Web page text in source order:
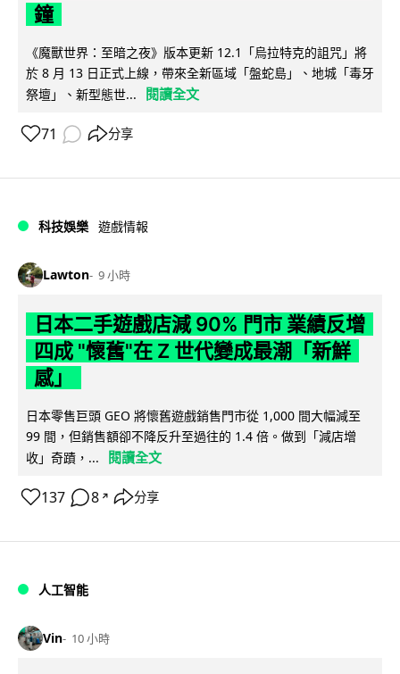
鐘
《魔獸世界：至暗之夜》版本更新 12.1「烏拉特克的詛咒」將
於 8 月 13 日正式上線，帶來全新區域「盤蛇島」、地城「毒牙
祭壇」、新型態世...
閱讀全文
71 分享
科技娛樂 遊戲情報
Lawton 9 小時
日本二手遊戲店減 90% 門市 業績反增
四成 "懷舊"在 Z 世代變成最潮「新鮮
感」
日本零售巨頭 GEO 將懷舊遊戲銷售門市從 1,000 間大幅減至
99 間，但銷售額卻不降反升至過往的 1.4 倍。做到「減店增
收」奇蹟，...
閱讀全文
137 8 ↗ 分享
人工智能
Vin 10 小時